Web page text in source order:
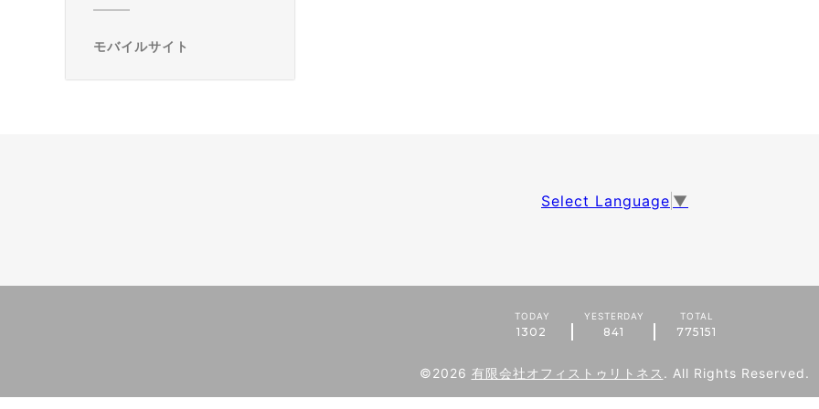
モバイルサイト
Select Language ▼
TODAY
1302
YESTERDAY
841
TOTAL
775151
©2026 有限会社オフィストゥリトネス . All Rights Reserved.